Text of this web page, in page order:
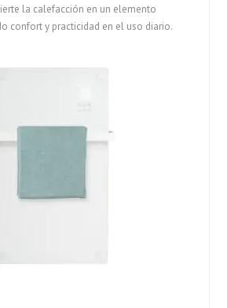
la calefacción en un elemento
confort y practicidad en el uso diario.